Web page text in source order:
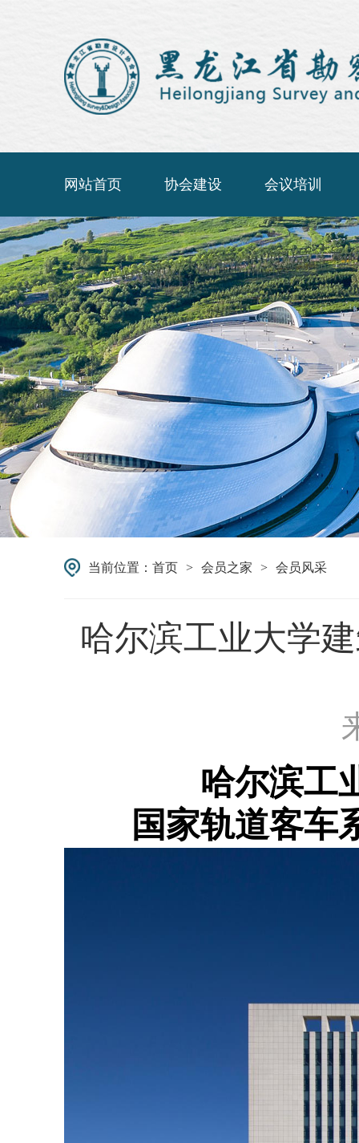
网站首页 协会建设 会议培训
当前位置： 首页 > 会员之家 > 会员风采
哈尔滨工业大学
哈尔滨工
国家轨道客车